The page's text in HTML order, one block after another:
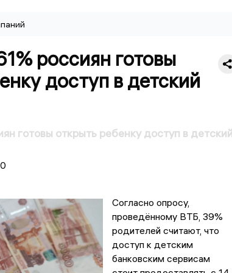
россиян готовы
доступ в детский
готовы открыть ребенку доступ в
Согласно опросу,
проведённому ВТБ, 39%
родителей считают, что
доступ к детским
банковским сервисам